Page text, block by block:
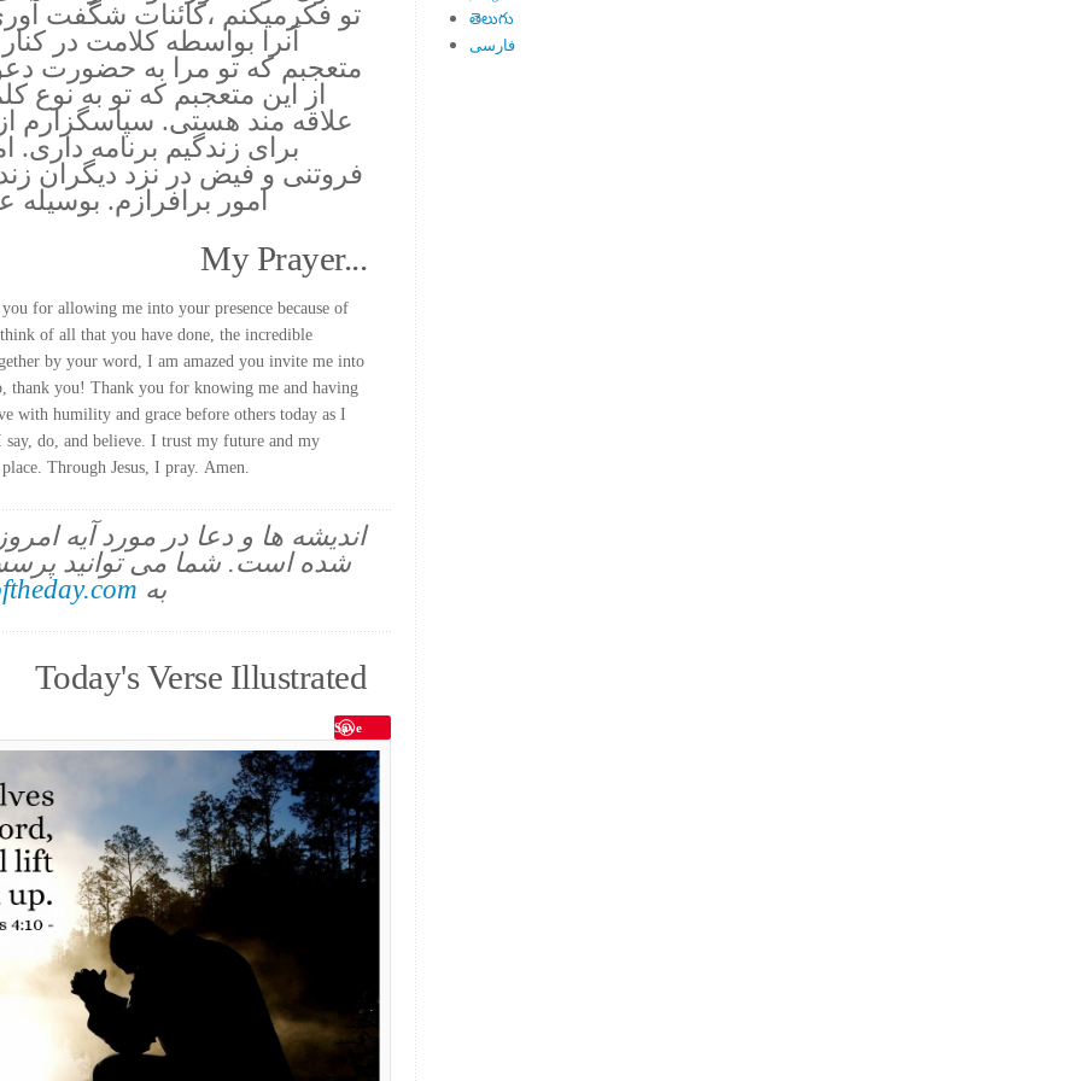
تو فكرميكنم ،كائنات شگفت
آنرا بواسطه كلامت در
متعجبم كه تو مرا به حضورت
از اين متعجبم كه تو به نوع
علاقه مند هستى. سپاسگزارم
براى زندگيم برنامه
فروتنى و فيض در نزد ديگران
امور برافرازم.
My Prayer...
for allowing me into your presence because of
of all that you have done, the incredible
by your word, I am amazed you invite me into
thank you! Thank you for knowing me and having
with humility and grace before others today as I
do, and believe. I trust my future and my
Through Jesus, I pray. Amen.
اندیشه ها و دعا در مورد آیه
شده است. شما می توانید
به
Today's Verse Illustrated
Save
తెలుగు
فارسی